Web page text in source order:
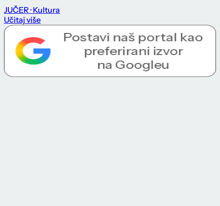
JUČER · Kultura
Učitaj više